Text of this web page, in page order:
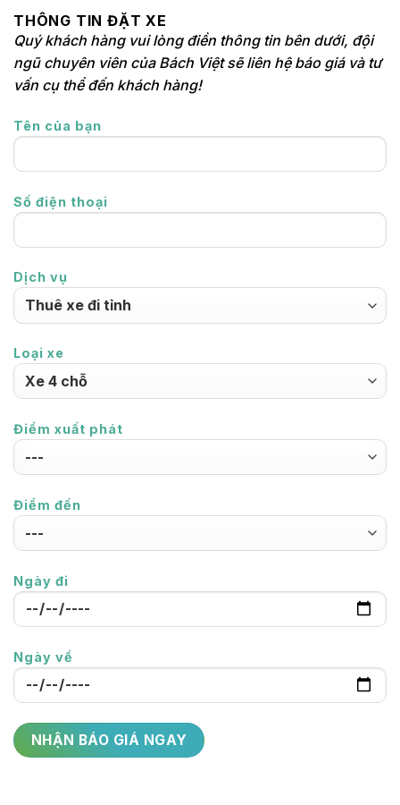
THÔNG TIN ĐẶT XE
Quý khách hàng vui lòng điền thông tin bên dưới, đội
ngũ chuyên viên của Bách Việt sẽ liên hệ báo giá và tư
vấn cụ thể đến khách hàng!
Tên của bạn
Số điện thoại
Dịch vụ
Loại xe
Điểm xuất phát
Điểm đến
Ngày đi
Ngày về